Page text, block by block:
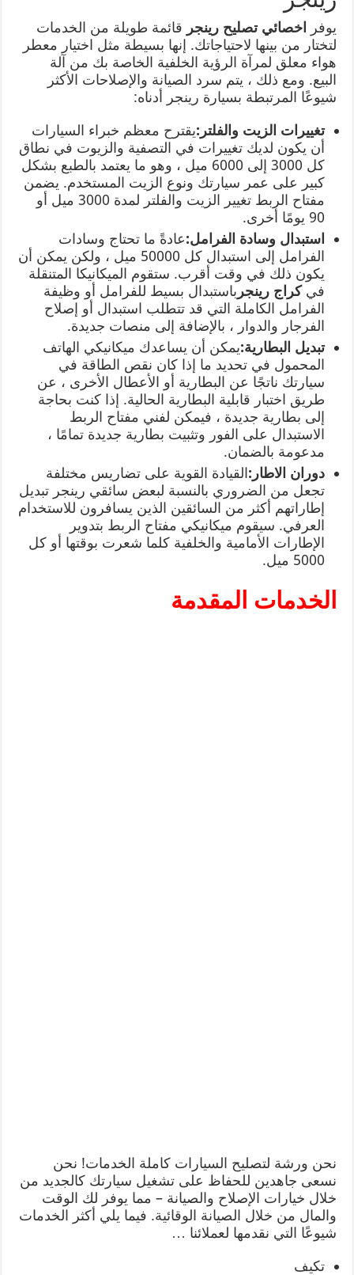
يوفر اخصائي تصليح رينجر قائمة طويلة من الخدمات
لتختار من بينها لاحتياجاتك. إنها بسيطة مثل اختيار معطر
هواء معلق لمرآة الرؤية الخلفية الخاصة بك من آلة
البيع. ومع ذلك ، يتم سرد الصيانة والإصلاحات الأكثر
شيوعًا المرتبطة بسيارة رينجر أدناه:
تغييرات الزيت والفلتر:يقترح معظم خبراء السيارات
أن يكون لديك تغييرات في التصفية والزيوت في نطاق
كل 3000 إلى 6000 ميل ، وهو ما يعتمد بالطبع بشكل
كبير على عمر سيارتك ونوع الزيت المستخدم. يضمن
مفتاح الربط تغيير الزيت والفلتر لمدة 3000 ميل أو
90 يومًا أخرى.
استبدال وسادة الفرامل:عادةً ما تحتاج وسادات
الفرامل إلى استبدال كل 50000 ميل ، ولكن يمكن أن
يكون ذلك في وقت أقرب. ستقوم الميكانيكا المتنقلة
فيكراج رينجر باستبدال بسيط للفرامل أو وظيفة
الفرامل الكاملة التي قد تتطلب استبدال أو إصلاح
الفرجار والدوار ، بالإضافة إلى منصات جديدة.
تبديل البطارية:يمكن أن يساعدك ميكانيكي الهاتف
المحمول في تحديد ما إذا كان نقص الطاقة في
سيارتك ناتجًا عن البطارية أو الأعطال الأخرى ، عن
طريق اختبار قابلية البطارية الحالية. إذا كنت بحاجة
إلى بطارية جديدة ، فيمكن لفني مفتاح الربط
الاستبدال على الفور وتثبيت بطارية جديدة تمامًا ،
مدعومة بالضمان.
دوران الاطار:القيادة القوية على تضاريس مختلفة
تجعل من الضروري بالنسبة لبعض سائقي رينجر تبديل
إطاراتهم أكثر من السائقين الذين يسافرون للاستخدام
العرفي. سيقوم ميكانيكي مفتاح الربط بتدوير
الإطارات الأمامية والخلفية كلما شعرت بوقتها أو كل
5000 ميل.
الخدمات المقدمة
نحن ورشة لتصليح السيارات كاملة الخدمات! نحن
نسعى جاهدين للحفاظ على تشغيل سيارتك كالجديد من
خلال خيارات الإصلاح والصيانة – مما يوفر لك الوقت
والمال من خلال الصيانة الوقائية. فيما يلي أكثر الخدمات
شيوعًا التي نقدمها لعملائنا …
تكيف